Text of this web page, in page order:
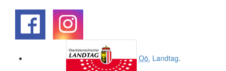
Oö. Landtag.